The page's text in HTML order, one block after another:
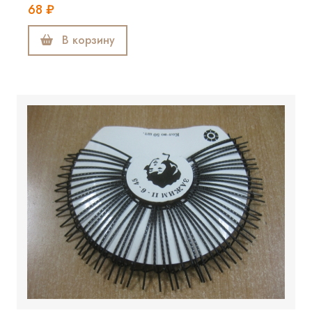
68 ₽
В корзину